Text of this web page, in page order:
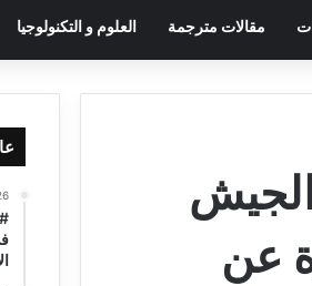
مقالات مترجمة العلوم و التكنولوجيا
الجيش
عن